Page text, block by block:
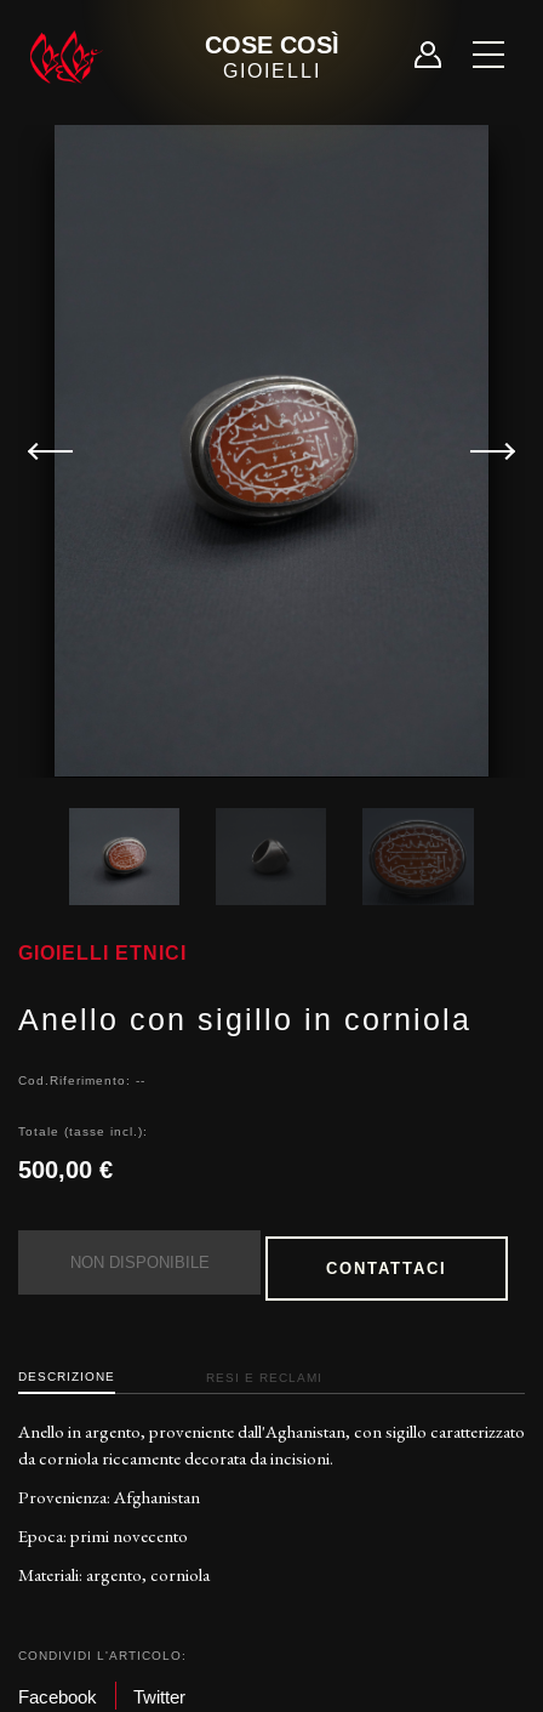
COSE COSÌ
GIOIELLI
GIOIELLI ETNICI
Anello con sigillo in corniola
Cod.Riferimento: --
Totale (tasse incl.):
500,00 €
NON DISPONIBILE CONTATTACI
DESCRIZIONE RESI E RECLAMI
Anello in argento, proveniente dall'Aghanistan, con sigillo caratterizzato
da corniola riccamente decorata da incisioni.
Provenienza: Afghanistan
Epoca: primi novecento
Materiali: argento, corniola
CONDIVIDI L'ARTICOLO:
Facebook Twitter